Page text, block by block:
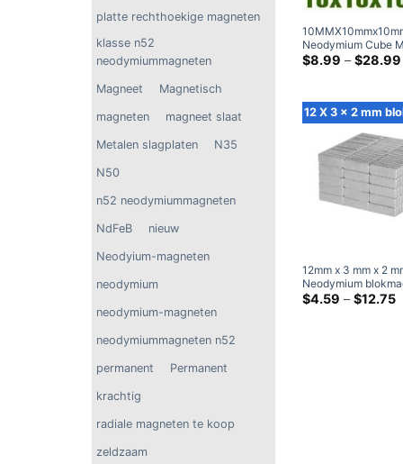
platte rechthoekige magneten
klasse n52
neodymiummagneten
Magneet Magnetisch
magneten magneet slaat
Metalen slagplaten N35
N50
n52 neodymiummagneten
NdFeB nieuw
Neodyium-magneten
neodymium
neodymium-magneten
neodymiummagneten n52
permanent Permanent
krachtig
radiale magneten te koop
zeldzaam
Neodymium Cube
Super Strong N42
magneten Zeldzame
$8.99 – $28.99
12 X 3 x 2 mm
12mm x 3 mm x 2
Neodymium
N38 Supersterke
zeldzame aarde
$4.59 – $12.75